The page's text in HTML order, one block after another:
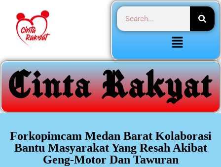
Forkopimcam Medan Barat Kolaborasi
Bantu Masyarakat Yang Resah Akibat
Geng-Motor Dan Tawuran